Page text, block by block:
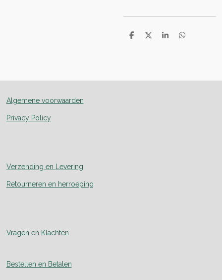
D
D
S
D
Algemene voorwaarden
Privacy Policy
Verzending en Levering
Retourneren en herroeping
Vragen en Klachten
Bestellen en Betalen